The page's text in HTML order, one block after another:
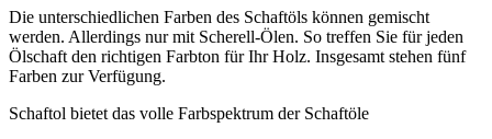
Die unterschiedlichen Farben des Schaftöls können gemischt
werden. Allerdings nur mit Scherell-Ölen. So treffen Sie für jeden
Ölschaft den richtigen Farbton für Ihr Holz. Insgesamt stehen fünf
Farben zur Verfügung.
Schaftol bietet das volle Farbspektrum der Schaftöle